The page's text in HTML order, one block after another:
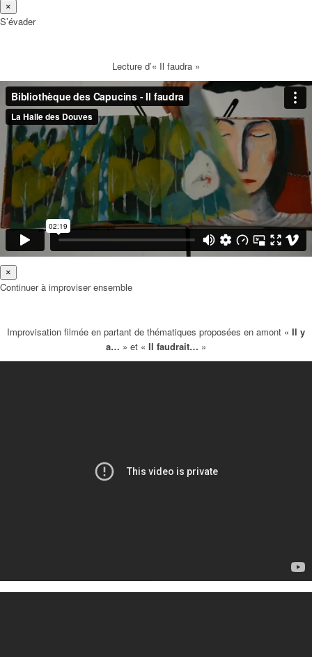
×
S’évader
Lecture d’« Il faudra »
×
Continuer à improviser ensemble
Improvisation filmée en partant de thématiques proposées en amont « Il y
a… » et « Il faudrait… »